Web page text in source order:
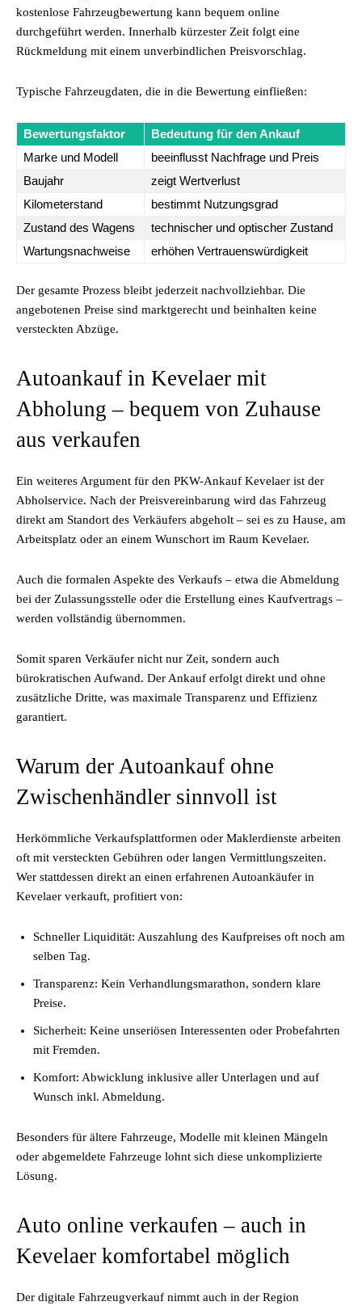
kostenlose Fahrzeugbewertung kann bequem online
durchgeführt werden. Innerhalb kürzester Zeit folgt eine
Rückmeldung mit einem unverbindlichen Preisvorschlag.
Typische Fahrzeugdaten, die in die Bewertung einfließen:
Bewertungsfaktor
Bedeutung für den Ankauf
Marke und Modell
beeinflusst Nachfrage und Preis
Baujahr
zeigt Wertverlust
Kilometerstand
bestimmt Nutzungsgrad
Zustand des Wagens
technischer und optischer Zustand
Wartungsnachweise
erhöhen Vertrauenswürdigkeit
Der gesamte Prozess bleibt jederzeit nachvollziehbar. Die
angebotenen Preise sind marktgerecht und beinhalten keine
versteckten Abzüge.
Autoankauf in Kevelaer mit
Abholung – bequem von Zuhause
aus verkaufen
Ein weiteres Argument für den PKW-Ankauf Kevelaer ist der
Abholservice. Nach der Preisvereinbarung wird das Fahrzeug
direkt am Standort des Verkäufers abgeholt – sei es zu Hause, am
Arbeitsplatz oder an einem Wunschort im Raum Kevelaer.
Auch die formalen Aspekte des Verkaufs – etwa die Abmeldung
bei der Zulassungsstelle oder die Erstellung eines Kaufvertrags –
werden vollständig übernommen.
Somit sparen Verkäufer nicht nur Zeit, sondern auch
bürokratischen Aufwand. Der Ankauf erfolgt direkt und ohne
zusätzliche Dritte, was maximale Transparenz und Effizienz
garantiert.
Warum der Autoankauf ohne
Zwischenhändler sinnvoll ist
Herkömmliche Verkaufsplattformen oder Maklerdienste arbeiten
oft mit versteckten Gebühren oder langen Vermittlungszeiten.
Wer stattdessen direkt an einen erfahrenen Autoankäufer in
Kevelaer verkauft, profitiert von:
Schneller Liquidität: Auszahlung des Kaufpreises oft noch am
selben Tag.
Transparenz: Kein Verhandlungsmarathon, sondern klare
Preise.
Sicherheit: Keine unseriösen Interessenten oder Probefahrten
mit Fremden.
Komfort: Abwicklung inklusive aller Unterlagen und auf
Wunsch inkl. Abmeldung.
Besonders für ältere Fahrzeuge, Modelle mit kleinen Mängeln
oder abgemeldete Fahrzeuge lohnt sich diese unkomplizierte
Lösung.
Auto online verkaufen – auch in
Kevelaer komfortabel möglich
Der digitale Fahrzeugverkauf nimmt auch in der Region